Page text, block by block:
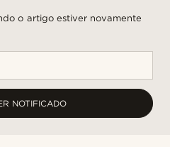
o artigo estiver novamente
NOTIFICADO